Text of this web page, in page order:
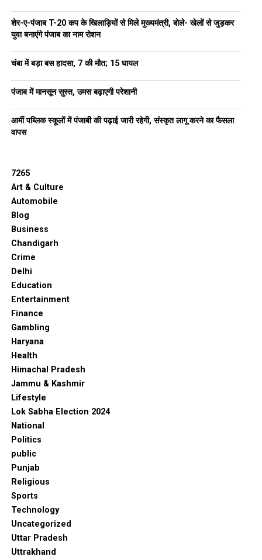
शेर-ए-पंजाब T-20 कप के खिलाड़ियों से मिले मुख्यमंत्री, बोले- खेलों से जुड़कर
युवा बनाएंगे पंजाब का नाम रोशन
चंबा में बड़ा बस हादसा, 7 की मौत; 15 घायल
पंजाब में मानसून सुस्त, उमस बढ़ाएगी परेशानी
आर्मी पब्लिक स्कूलों में पंजाबी की पढ़ाई जारी रहेगी, संस्कृत लागू करने का फैसला
वापस
7265
Art & Culture
Automobile
Blog
Business
Chandigarh
Crime
Delhi
Education
Entertainment
Finance
Gambling
Haryana
Health
Himachal Pradesh
Jammu & Kashmir
Lifestyle
Lok Sabha Election 2024
National
Politics
public
Punjab
Religious
Sports
Technology
Uncategorized
Uttar Pradesh
Uttrakhand